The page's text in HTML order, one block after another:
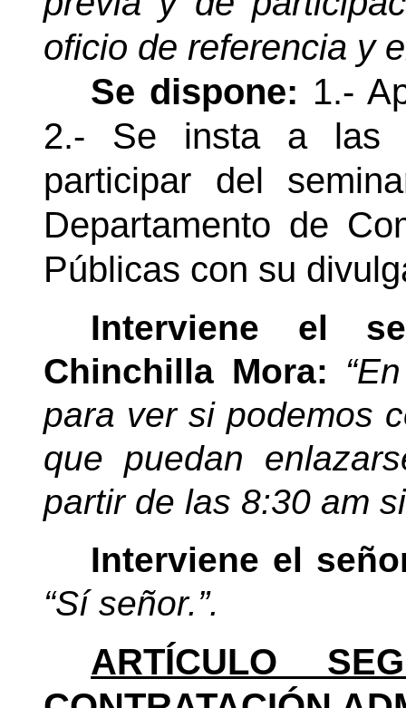
oficio de referencia y
Se dispone: 1.-
2.- Se insta a las
participar del
Departamento de
Públicas con su
Interviene el
Chinchilla Mora:
para ver si podemos
que puedan
partir de las 8:30 am
Interviene el
“Sí señor.”.
ARTÍCULO